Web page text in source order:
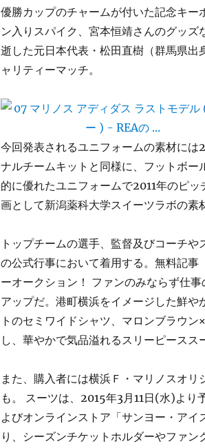
優勝カップのチャームが付いた記念キー
ン入りスパイク、宮本恒靖さんのグッ
逝した元日本代表・松田直樹（群馬県
ャリティーマッチ。
今回発表されるユニフォームの素材に
ナルチームキットと同様に、フットボ
的に優れたユニフォームで2011年のピ
画として新潟薬科大学スイーツラボの素
トップチームの選手、監督及びコーチ
の公式行事において着用する。無料記
ーオークション！ ファンのみならず仕
アップだ。港町横浜をイメージした鮮
トのセミワイドシャツ、マロンブラウ
し、華やかで気品溢れるスリーピースス
また、購入者には横浜Ｆ・マリノスオ
も。 スーツは、2015年3月11日(水)よ
よびオンラインストア「サンヨー・ア
り、シーズンチケットホルダーやファ